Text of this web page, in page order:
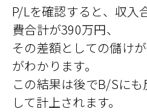
P/Lを確認すると、収入
費合計が390万円、
その差額としての儲け
がわかります。
この結果は後でB/Sに
して計上されます。